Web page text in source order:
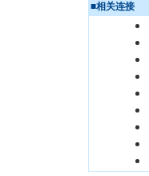
■相关连接